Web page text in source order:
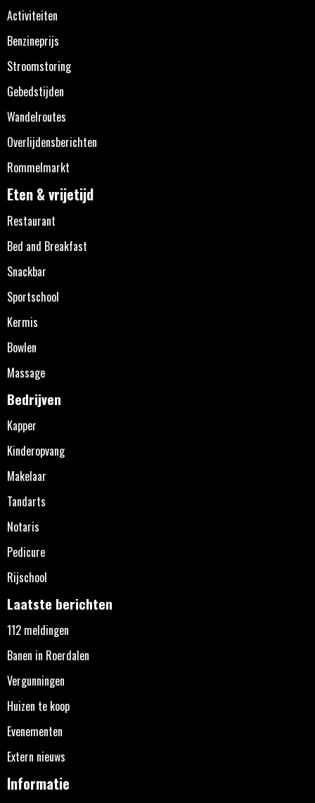
Activiteiten
Benzineprijs
Stroomstoring
Gebedstijden
Wandelroutes
Overlijdensberichten
Rommelmarkt
Eten & vrijetijd
Restaurant
Bed and Breakfast
Snackbar
Sportschool
Kermis
Bowlen
Massage
Bedrijven
Kapper
Kinderopvang
Makelaar
Tandarts
Notaris
Pedicure
Rijschool
Laatste berichten
112 meldingen
Banen in Roerdalen
Vergunningen
Huizen te koop
Evenementen
Extern nieuws
Informatie